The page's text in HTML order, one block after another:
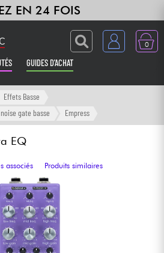
EN 24 FOIS
0
GUIDES D'ACHAT
Effets Basse
gate basse
Empress
EQ
associés
Produits similaires